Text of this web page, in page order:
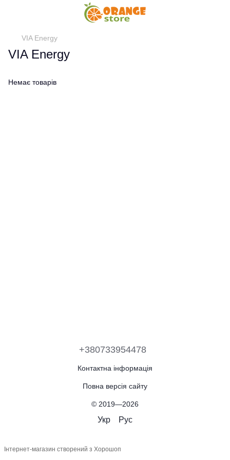
VIA Energy
VIA Energy
Немає товарів
+380733954478
Контактна інформація
Повна версія сайту
© 2019—2026
Укр Рус
Інтернет-магазин створений з Хорошоп